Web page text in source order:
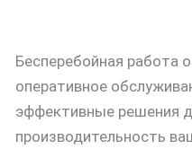
Бесперебойная работа
оперативное
эффективные решения
производительность